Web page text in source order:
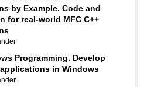
by Example. Code and
for real-world MFC C++
Programming. Develop
in Windows